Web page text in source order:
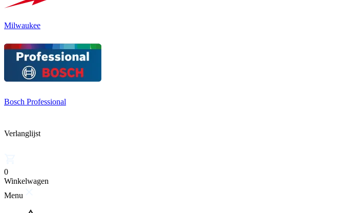
Milwaukee
Bosch Professional
Verlanglijst
0
Winkelwagen
Menu